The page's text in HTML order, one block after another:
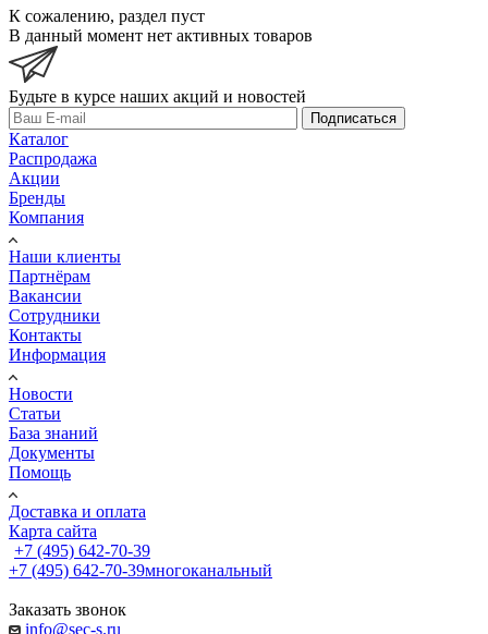
К сожалению, раздел пуст
В данный момент нет активных товаров
Будьте в курсе наших акций и новостей
Подписаться
Каталог
Распродажа
Акции
Бренды
Компания
Наши клиенты
Партнёрам
Вакансии
Сотрудники
Контакты
Информация
Новости
Статьи
База знаний
Документы
Помощь
Доставка и оплата
Карта сайта
+7 (495) 642-70-39
+7 (495) 642-70-39многоканальный
Заказать звонок
info@sec-s.ru